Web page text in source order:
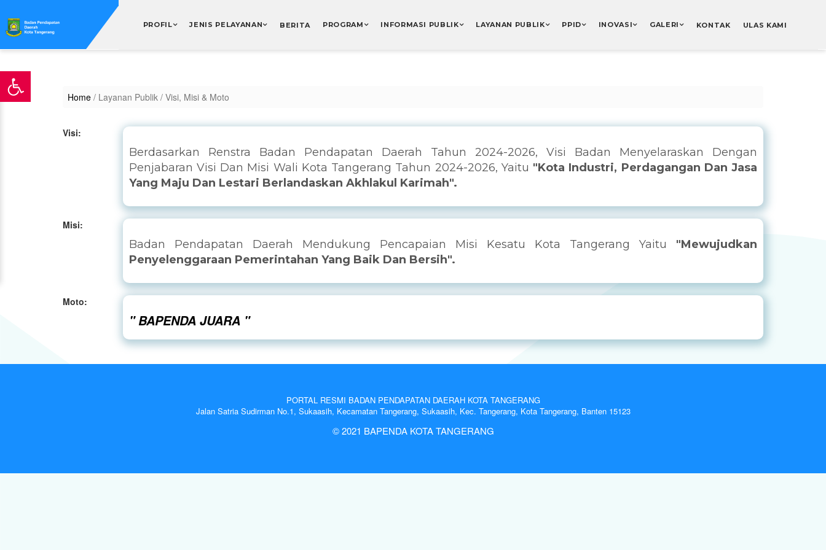
PROFIL JENIS PELAYANAN BERITA PROGRAM INFORMASI PUBLIK LAYANAN PUBLIK PPID INOVASI GALERI KONTAK ULAS KAMI
Home / Layanan Publik / Visi, Misi & Moto
Visi:
Berdasarkan Renstra Badan Pendapatan Daerah Tahun 2024-2026, Visi Badan Menyelaraskan Dengan
Penjabaran Visi Dan Misi Wali Kota Tangerang Tahun 2024-2026, Yaitu "Kota Industri, Perdagangan Dan Jasa
Yang Maju Dan Lestari Berlandaskan Akhlakul Karimah".
Misi:
Badan Pendapatan Daerah Mendukung Pencapaian Misi Kesatu Kota Tangerang Yaitu "Mewujudkan
Penyelenggaraan Pemerintahan Yang Baik Dan Bersih".
Moto:
" BAPENDA JUARA "
PORTAL RESMI BADAN PENDAPATAN DAERAH KOTA TANGERANG
Jalan Satria Sudirman No.1, Sukaasih, Kecamatan Tangerang, Sukaasih, Kec. Tangerang, Kota Tangerang, Banten 15123
© 2021 BAPENDA KOTA TANGERANG